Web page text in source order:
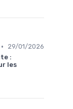
•
29/01/2026
:
les